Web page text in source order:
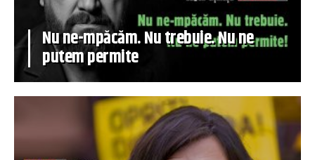
Nu ne-mpăcăm. Nu trebuie. Nu ne
putem permite